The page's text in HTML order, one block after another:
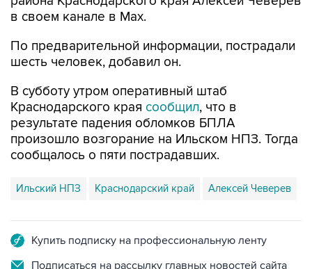
По предварительной информации, пострадали
В субботу утром оперативный штаб
результате падения обломков БПЛА
произошло возгорание на Ильском НПЗ. Тогда
сообщалось о пяти пострадавших.
Ильский НПЗ Краснодарский край Алексей Чеверев
Подписаться на рассылку главных новостей сайта
Получать оперативные новости в официальном